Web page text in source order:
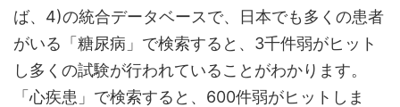
ば、4)の統合データベースで、日本でも多くの患者
がいる「糖尿病」で検索すると、3千件弱がヒット
し多くの試験が行われていることがわかります。
「心疾患」で検索すると、600件弱がヒットしま